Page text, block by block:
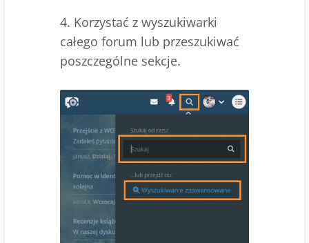
4. Korzystać z wyszukiwarki
całego forum lub przeszukiwać
poszczególne sekcje.